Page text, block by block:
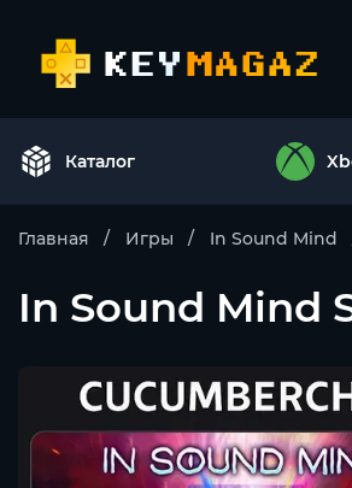
Каталог
Главная Игры In Sound Mind
In Sound Mind